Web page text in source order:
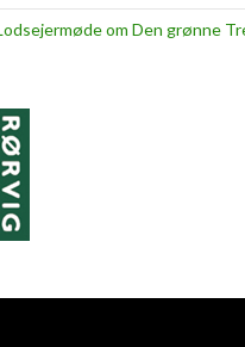
om Den grønne